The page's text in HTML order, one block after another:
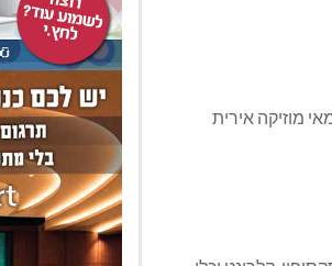
עצמאי מוזיקה אירית